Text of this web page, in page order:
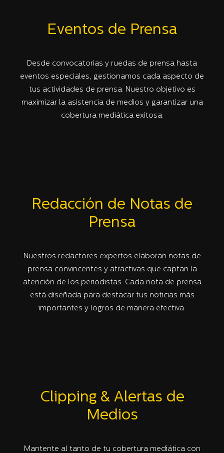
Eventos de Prensa
Desde convocatorias y ruedas de prensa hasta
eventos especiales, gestionamos cada aspecto de
tus actividades de prensa. Nuestro objetivo es
maximizar la asistencia de medios y garantizar una
cobertura mediática exitosa.
Redacción de Notas de
Prensa
Nuestros redactores expertos elaboran notas de
prensa convincentes y atractivas que captan la
atención de los periodistas. Cada nota de prensa
está diseñada para destacar tus noticias más
importantes y logros de manera efectiva.
Clipping & Alertas de
Medios
Mantente al tanto de tu cobertura mediática con